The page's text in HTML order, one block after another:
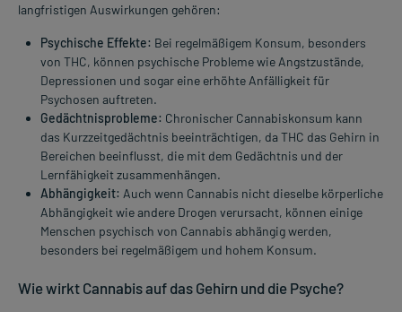
langfristigen Auswirkungen gehören:
Psychische Effekte: Bei regelmäßigem Konsum, besonders
von THC, können psychische Probleme wie Angstzustände,
Depressionen und sogar eine erhöhte Anfälligkeit für
Psychosen auftreten.
Gedächtnisprobleme: Chronischer Cannabiskonsum kann
das Kurzzeitgedächtnis beeinträchtigen, da THC das Gehirn in
Bereichen beeinflusst, die mit dem Gedächtnis und der
Lernfähigkeit zusammenhängen.
Abhängigkeit: Auch wenn Cannabis nicht dieselbe körperliche
Abhängigkeit wie andere Drogen verursacht, können einige
Menschen psychisch von Cannabis abhängig werden,
besonders bei regelmäßigem und hohem Konsum.
Wie wirkt Cannabis auf das Gehirn und die Psyche?